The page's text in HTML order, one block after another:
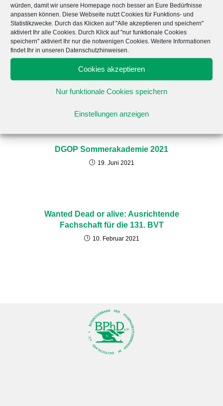
würden, damit wir unsere Homepage noch besser an Eure Bedürfnisse
anpassen können. Diese Webseite nutzt Cookies für Funktions- und
Statistikzwecke. Durch das Klicken auf "Alle akzeptieren und speichern"
aktiviert Ihr alle Cookies. Durch Klick auf "nur funktionale Cookies
speichern" aktiviert Ihr nur die notwenigen Cookies. Weitere Informationen
findet Ihr in unseren Datenschutzhinweisen.
Cookies akzeptieren
Nur funktionale Cookies speichern
Einstellungen anzeigen
Kenncode: AGGP
DGOP Sommerakademie 2021
19. Juni 2021
Wanted Dead or alive: Ausrichtende
Fachschaft für die 131. BVT
10. Februar 2021